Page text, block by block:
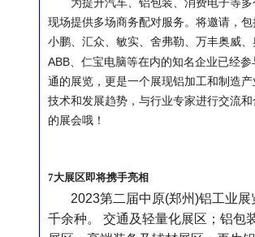
为提升汽车、铝包装、消费电子等
现场提供多场商务配对服务。将邀请，
小鹏、汇众、敏实、舍弗勒、万丰奥威
ABB 、仁宝电脑等在内的知名企业已经
通的展览，更是一个展现铝加工和制造
技术和发展趋势，与行业专家进行交流
的展会哦！
7大展区即将携手亮相
2023第二届中原(郑州)铝工业展
千余种。
交通及轻量化展区；铝包